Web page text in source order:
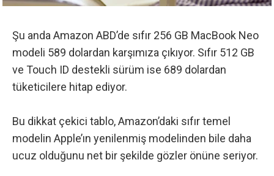
Şu anda Amazon ABD’de sıfır 256 GB MacBook Neo
modeli 589 dolardan karşımıza çıkıyor. Sıfır 512 GB
ve Touch ID destekli sürüm ise 689 dolardan
tüketicilere hitap ediyor.
Bu dikkat çekici tablo, Amazon’daki sıfır temel
modelin Apple’ın yenilenmiş modelinden bile daha
ucuz olduğunu net bir şekilde gözler önüne seriyor.